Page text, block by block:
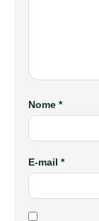
Nome *
E-mail *